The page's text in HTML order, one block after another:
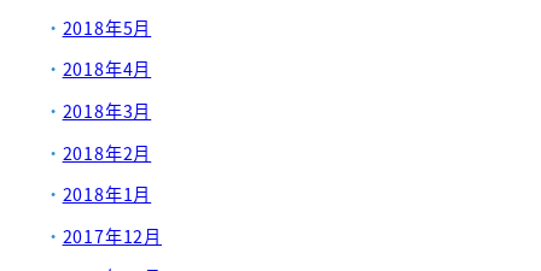
2018年5月
2018年4月
2018年3月
2018年2月
2018年1月
2017年12月